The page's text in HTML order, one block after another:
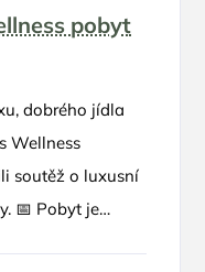
pobyt
dobrého jídla
Wellness
soutěž o luxusní
📅 Pobyt je